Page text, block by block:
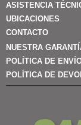
ASISTENCIA
UBICACIONES
CONTACTO
NUESTRA
POLÍTICA DE
POLÍTICA DE